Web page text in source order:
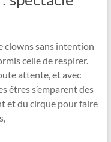
clowns sans intention
celle de respirer.
attente, et avec
êtres s’emparent des
et du cirque pour faire